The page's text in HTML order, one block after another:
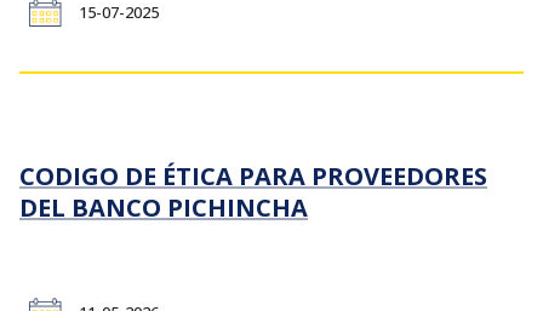
15-07-2025
CODIGO DE ÉTICA PARA PROVEEDORES
DEL BANCO PICHINCHA